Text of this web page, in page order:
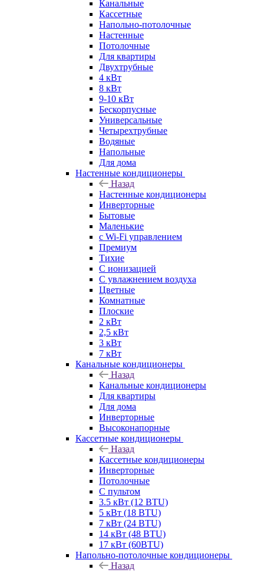
Канальные
Кассетные
Напольно-потолочные
Настенные
Потолочные
Для квартиры
Двухтрубные
4 кВт
8 кВт
9-10 кВт
Бескорпусные
Универсальные
Четырехтрубные
Водяные
Напольные
Для дома
Настенные кондиционеры
Назад
Настенные кондиционеры
Инверторные
Бытовые
Маленькие
с Wi-Fi управлением
Премиум
Тихие
С ионизацией
С увлажнением воздуха
Цветные
Комнатные
Плоские
2 кВт
2,5 кВт
3 кВт
7 кВт
Канальные кондиционеры
Назад
Канальные кондиционеры
Для квартиры
Для дома
Инверторные
Высоконапорные
Кассетные кондиционеры
Назад
Кассетные кондиционеры
Инверторные
Потолочные
С пультом
3.5 кВт (12 BTU)
5 кВт (18 BTU)
7 кВт (24 BTU)
14 кВт (48 BTU)
17 кВт (60BTU)
Напольно-потолочные кондиционеры
Назад